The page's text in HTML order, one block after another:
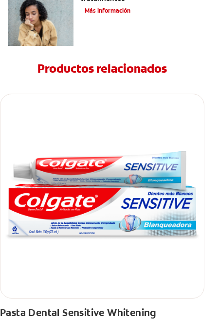
Más información
Productos relacionados
Pasta Dental Sensitive Whitening